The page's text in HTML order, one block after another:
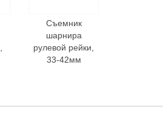
Съемник
шарнира
рулевой рейки,
33-42мм